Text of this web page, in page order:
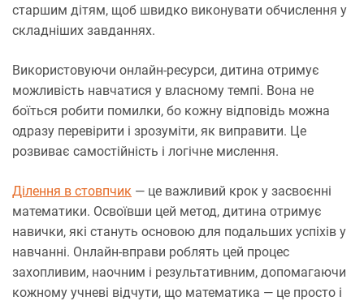
старшим дітям, щоб швидко виконувати обчислення у
складніших завданнях.
Використовуючи онлайн-ресурси, дитина отримує
можливість навчатися у власному темпі. Вона не
боїться робити помилки, бо кожну відповідь можна
одразу перевірити і зрозуміти, як виправити. Це
розвиває самостійність і логічне мислення.
Ділення в стовпчик — це важливий крок у засвоєнні
математики. Освоївши цей метод, дитина отримує
навички, які стануть основою для подальших успіхів у
навчанні. Онлайн-вправи роблять цей процес
захопливим, наочним і результативним, допомагаючи
кожному учневі відчути, що математика — це просто і